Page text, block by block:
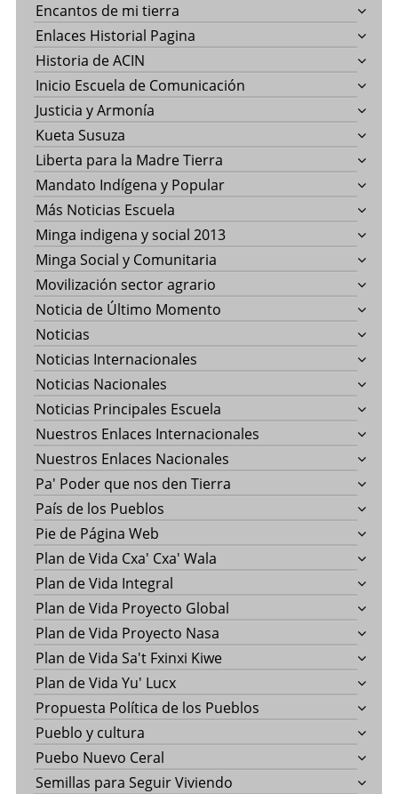
Encantos de mi tierra
Enlaces Historial Pagina
Historia de ACIN
Inicio Escuela de Comunicación
Justicia y Armonía
Kueta Susuza
Liberta para la Madre Tierra
Mandato Indígena y Popular
Más Noticias Escuela
Minga indigena y social 2013
Minga Social y Comunitaria
Movilización sector agrario
Noticia de Último Momento
Noticias
Noticias Internacionales
Noticias Nacionales
Noticias Principales Escuela
Nuestros Enlaces Internacionales
Nuestros Enlaces Nacionales
Pa' Poder que nos den Tierra
País de los Pueblos
Pie de Página Web
Plan de Vida Cxa' Cxa' Wala
Plan de Vida Integral
Plan de Vida Proyecto Global
Plan de Vida Proyecto Nasa
Plan de Vida Sa't Fxinxi Kiwe
Plan de Vida Yu' Lucx
Propuesta Política de los Pueblos
Pueblo y cultura
Puebo Nuevo Ceral
Semillas para Seguir Viviendo